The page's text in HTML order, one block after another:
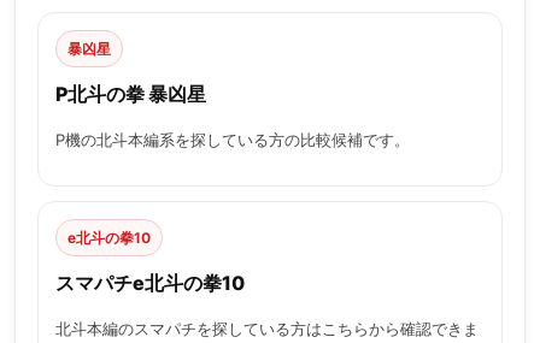
暴凶星
P北斗の拳 暴凶星
P機の北斗本編系を探している方の比較候補です。
e北斗の拳10
スマパチe北斗の拳10
北斗本編のスマパチを探している方はこちらから確認できま